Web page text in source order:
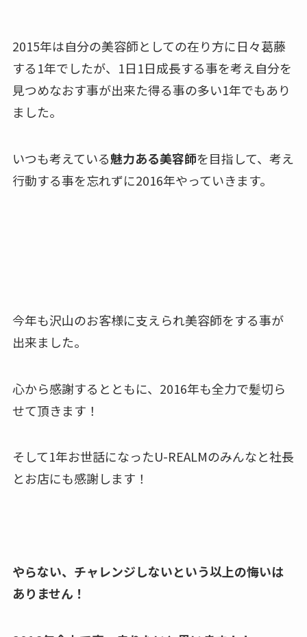
2015年は自分の美容師としての在り方に日々葛藤
する1年でしたが、1日1日成長する事を考え自分を
見つめなおす事が出来た得る事の多い1年でもあり
ました。
いつも考えている魅力ある美容師を目指して、考え
行動する事を忘れずに2016年やっていきます。
今年も沢山のお客様に支えられ美容師をする事が
出来ました。
心から感謝するとともに、2016年も全力で髪切ら
せて頂きます！
そして1年お世話になったU-REALMのみんなと社長
とお店にも感謝します！
やらない、チャレンジしないという以上の悔いは
ありません！